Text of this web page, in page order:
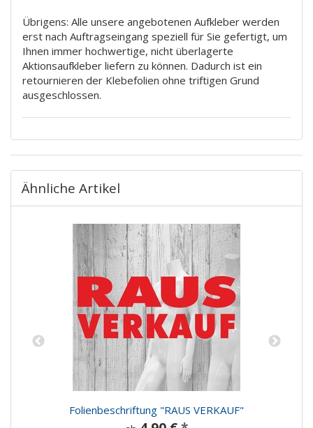
Übrigens: Alle unsere angebotenen Aufkleber werden
erst nach Auftragseingang speziell für Sie gefertigt, um
Ihnen immer hochwertige, nicht überlagerte
Aktionsaufkleber liefern zu können. Dadurch ist ein
retournieren der Klebefolien ohne triftigen Grund
ausgeschlossen.
Ähnliche Artikel
Folienbeschriftung "RAUS VERKAUF"